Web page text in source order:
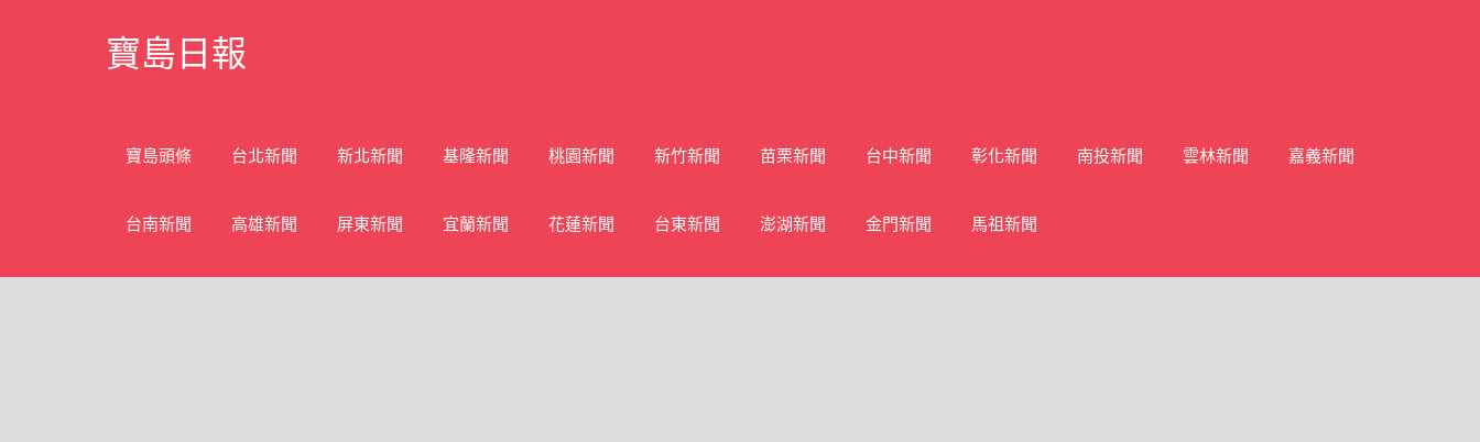
寶島日報
寶島頭條 台北新聞 新北新聞 基隆新聞 桃園新聞 新竹新聞 苗栗新聞 台中新聞 彰化新聞 南投新聞 雲林新聞 嘉義新聞
台南新聞 高雄新聞 屏東新聞 宜蘭新聞 花蓮新聞 台東新聞 澎湖新聞 金門新聞 馬祖新聞